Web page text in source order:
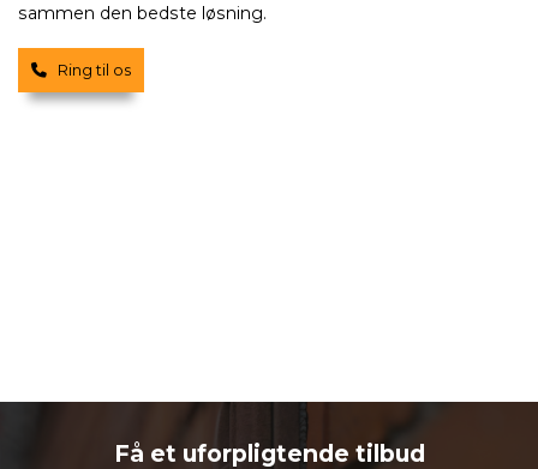
sammen den bedste løsning.
Ring til os
Få et uforpligtende tilbud